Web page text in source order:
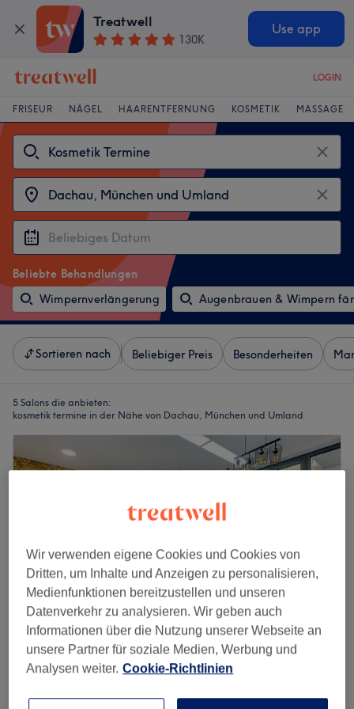
Treatwell
130K
Use app
LOGIN
FRISEUR NÄGEL HAARENTFERNUNG KOSMETIK MASSAGE
Beliebte Behandlungen
Wimpernverlängerung
Augenbrauen & Wimpern
Sortieren nach Beliebiger Preis Besonderheiten
5 Salons die anbieten:
kosmetik termine in der Nähe von Dachau, München und Umland
MZ ORIENTAL BARBER&BEAUTY
Karlsfeld, München und Umland
Wir verwenden eigene Cookies und Cookies von
Dritten, um Inhalte und Anzeigen zu personalisieren,
Medienfunktionen bereitzustellen und unseren
Datenverkehr zu analysieren. Wir geben auch
Informationen über die Nutzung unserer Webseite an
unsere Partner für soziale Medien, Werbung und
Analysen weiter. Cookie-Richtlinien